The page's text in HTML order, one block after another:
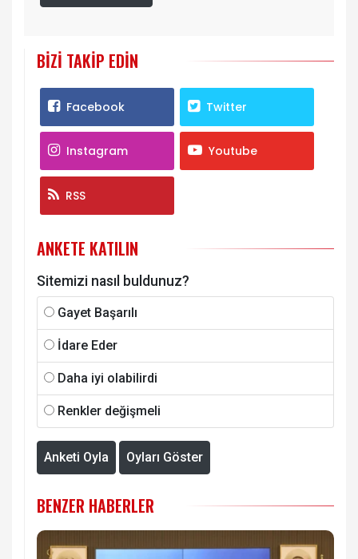
BIZI TAKIP EDIN
Facebook Twitter
Instagram Youtube
RSS
ANKETE KATILIN
Sitemizi nasıl buldunuz?
Gayet Başarılı
İdare Eder
Daha iyi olabilirdi
Renkler değişmeli
Anketi Oyla Oyları Göster
BENZER HABERLER